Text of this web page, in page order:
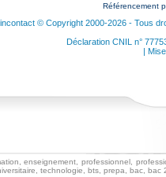
Référencement
© Copyright 2000-2026 - Tous
Déclaration CNIL n°
|
enseignement, professionnel,
technologie, bts, prepa, bac,